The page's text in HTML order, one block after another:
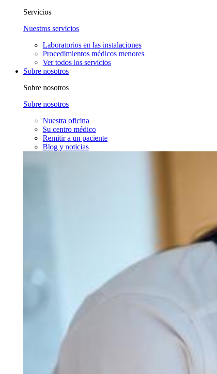
Servicios
Nuestros servicios
Laboratorios en las instalaciones
Procedimientos médicos menores
Ver todos los servicios
Sobre nosotros
Sobre nosotros
Sobre nosotros
Nuestra oficina
Su centro médico
Remitir a un paciente
Blog y noticias